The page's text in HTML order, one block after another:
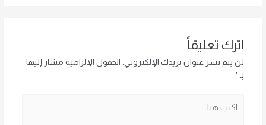
اترك تعليقاً
لن يتم نشر عنوان بريدك الإلكتروني.
الحقول الإلزامية مشار إليها
بـ *
هنا...